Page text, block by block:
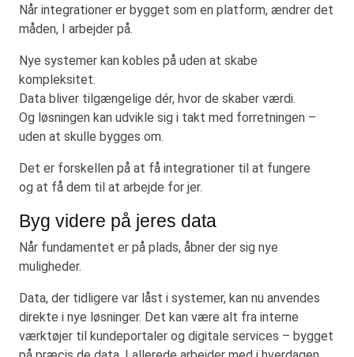
Når integrationer er bygget som en platform, ændrer det
måden, I arbejder på.
Nye systemer kan kobles på uden at skabe
kompleksitet.
Data bliver tilgængelige dér, hvor de skaber værdi.
Og løsningen kan udvikle sig i takt med forretningen –
uden at skulle bygges om.
Det er forskellen på at få integrationer til at fungere
og at få dem til at arbejde for jer.
Byg videre på jeres data
Når fundamentet er på plads, åbner der sig nye
muligheder.
Data, der tidligere var låst i systemer, kan nu anvendes
direkte i nye løsninger. Det kan være alt fra interne
værktøjer til kundeportaler og digitale services – bygget